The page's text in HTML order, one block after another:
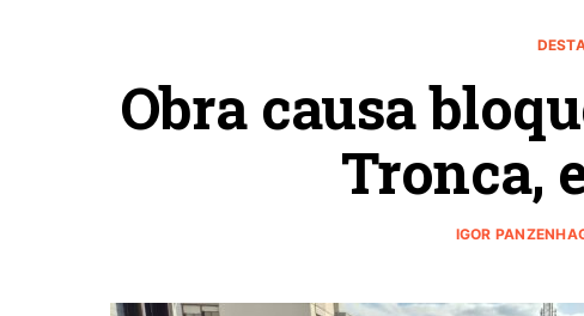
Obra causa
Tronca,
IGOR